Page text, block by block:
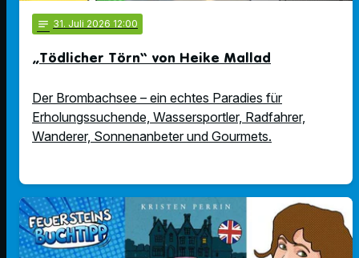
notes 31. Juli 2026 12:00
„Tödlicher Törn“ von Heike Mallad
Der Brombachsee – ein echtes Paradies für
Erholungssuchende, Wassersportler, Radfahrer,
Wanderer, Sonnenanbeter und Gourmets.